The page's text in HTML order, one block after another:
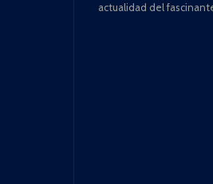
actualidad del